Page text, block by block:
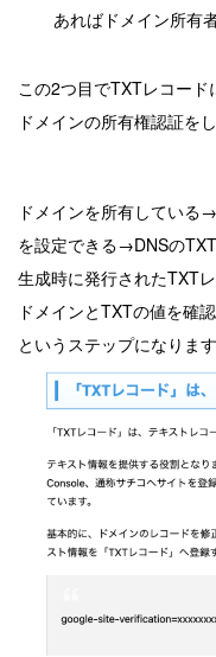
あればドメイン所有
この2つ目でTXTレコード
ドメインの所有権認証をし
ドメインを所有している
を設定できる→DNSの
生成時に発行されたTXT
ドメインとTXTの値を確
というステップになります